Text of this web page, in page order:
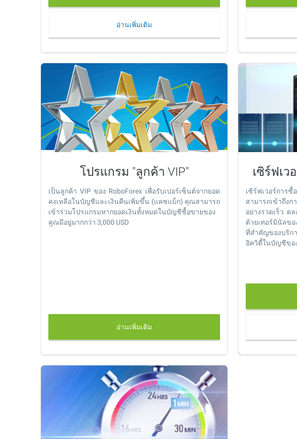
อ่านเพิ่มเติม
โปรแกรม "ลูกค้า VIP"
เป็นลูกค้า VIP ของ RoboForex เพื่อรับเปอร์เซ็นต์จากยอด
คงเหลือในบัญชีและเงินคืนเพิ่มขึ้น (แคชแบ็ก) คุณสามารถ
เข้าร่วมโปรแกรมหากยอดเงินทั้งหมดในบัญชีซื้อขายของ
คูณมีอยู่มากกว่า 3,000 USD
อ่านเพิ่มเติม
เซิร์ฟเว
เซิร์ฟเวอร์การซื้
สามารถเข้าถึง
อย่างรวดเร็ว ต
ด้วยเทอร์มินัลข
ที่สำคัญของบริกา
อิควิตี้ในบัญชีขอ